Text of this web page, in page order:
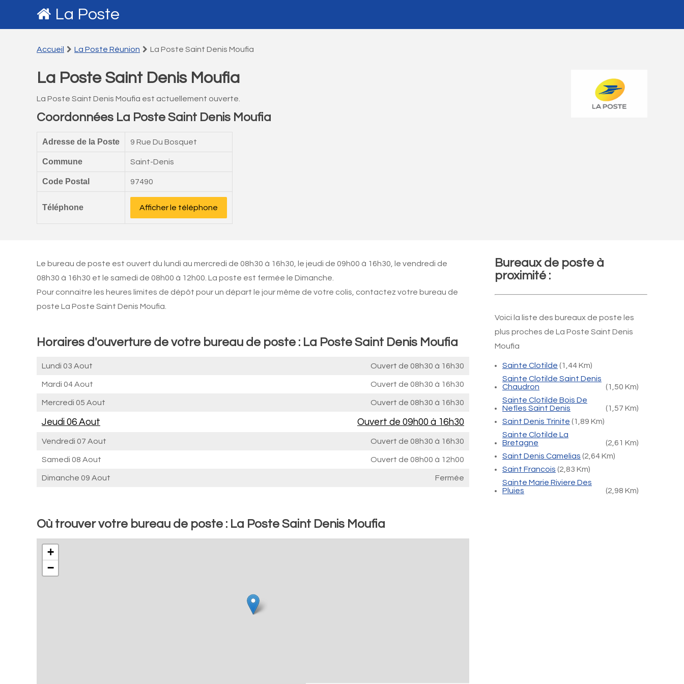
La Poste
Accueil La Poste Réunion La Poste Saint Denis Moufia
La Poste Saint Denis Moufia
La Poste Saint Denis Moufia est actuellement ouverte.
Coordonnées La Poste Saint Denis Moufia
Adresse de la Poste 9 Rue Du Bosquet
Commune Saint-Denis
Code Postal 97490
Téléphone Afficher le téléphone
Le bureau de poste est ouvert du lundi au mercredi de 08h30 à 16h30, le jeudi de 09h00 à 16h30, le vendredi de
08h30 à 16h30 et le samedi de 08h00 à 12h00. La poste est fermée le Dimanche.
Pour connaitre les heures limites de dépôt pour un départ le jour même de votre colis, contactez votre bureau de
poste La Poste Saint Denis Moufia.
Horaires d'ouverture de votre bureau de poste : La Poste Saint Denis Moufia
Lundi 03 Aout Ouvert de 08h30 à 16h30
Mardi 04 Aout Ouvert de 08h30 à 16h30
Mercredi 05 Aout Ouvert de 08h30 à 16h30
Jeudi 06 Aout Ouvert de 09h00 à 16h30
Vendredi 07 Aout Ouvert de 08h30 à 16h30
Samedi 08 Aout Ouvert de 08h00 à 12h00
Dimanche 09 Aout Fermée
Où trouver votre bureau de poste : La Poste Saint Denis Moufia
+
−
Bureaux de poste à
proximité :
Voici la liste des bureaux de poste les
plus proches de La Poste Saint Denis
Moufia
Sainte Clotilde (1,44 Km)
Sainte Clotilde Saint Denis
Chaudron
(1,50 Km)
Sainte Clotilde Bois De
Nefles Saint Denis
(1,57 Km)
Saint Denis Trinite (1,89 Km)
Sainte Clotilde La
Bretagne
(2,61 Km)
Saint Denis Camelias (2,64 Km)
Saint Francois (2,83 Km)
Sainte Marie Riviere Des
Pluies
(2,98 Km)